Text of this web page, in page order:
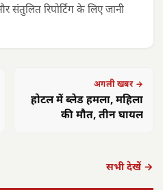
संतुलित रिपोर्टिंग के लिए जानी
अगली खबर →
होटल में ब्लेड हमला, महिला
की मौत, तीन घायल
सभी देखें →